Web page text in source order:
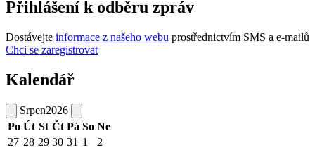
Přihlášení k odběru zpráv
Dostávejte informace z našeho webu prostřednictvím SMS a e-mailů
Chci se zaregistrovat
Kalendář
Srpen2026
Po Út St Čt Pá So Ne
27 28 29 30 31 1
2